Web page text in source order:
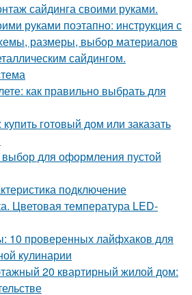
сайдинга своими руками.
руками поэтапно: инструкция с
размеры, выбор материалов
сайдингом.
как правильно выбрать для
готовый дом или заказать
для оформления пустой
подключение
Цветовая температура LED-
10 проверенных лайфхаков для
кулинарии
20 квартирный жилой дом: